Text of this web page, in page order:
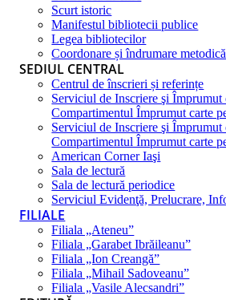
Scurt istoric
Manifestul bibliotecii publice
Legea bibliotecilor
Coordonare și îndrumare metodică
SEDIUL CENTRAL
Centrul de înscrieri și referințe
Serviciul de Inscriere şi
Compartimentul Împrumut carte
Serviciul de Inscriere şi
Compartimentul Împrumut carte
American Corner Iaşi
Sala de lectură
Sala de lectură periodice
Serviciul Evidenţă, Prelucrare,
FILIALE
Filiala „Ateneu”
Filiala „Garabet Ibrăileanu”
Filiala „Ion Creangă”
Filiala „Mihail Sadoveanu”
Filiala „Vasile Alecsandri”